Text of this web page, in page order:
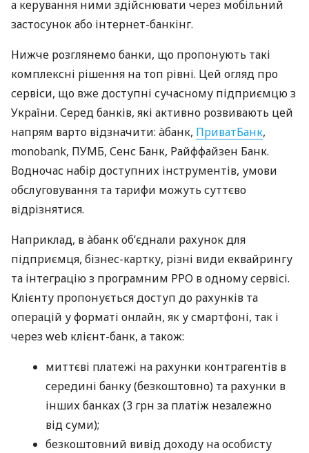
а керування ними здійснювати через мобільний
застосунок або інтернет-банкінг.
Нижче розглянемо банки, що пропонують такі
комплексні рішення на топ рівні. Цей огляд про
сервіси, що вже доступні сучасному підприємцю з
України. Серед банків, які активно розвивають цей
напрям варто відзначити: àбанк, ПриватБанк,
monobank, ПУМБ, Сенс Банк, Райффайзен Банк.
Водночас набір доступних інструментів, умови
обслуговування та тарифи можуть суттєво
відрізнятися.
Наприклад, в àбанк об’єднали рахунок для
підприємця, бізнес-картку, різні види еквайрингу
та інтеграцію з програмним РРО в одному сервісі.
Клієнту пропонується доступ до рахунків та
операцій у форматі онлайн, як у смартфоні, так і
через web клієнт-банк, а також:
миттєві платежі на рахунки контрагентів в
середині банку (безкоштовно) та рахунки в
інших банках (3 грн за платіж незалежно
від суми);
безкоштовний вивід доходу на особисту